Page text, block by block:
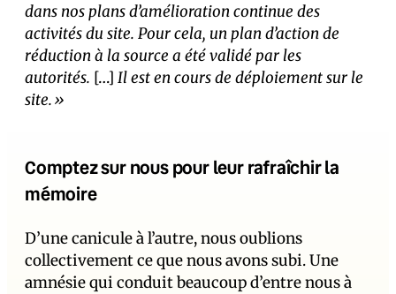
dans nos plans d’amélioration continue des
activités du site. Pour cela, un plan d’action de
réduction à la source a été validé par les
autorités. […] Il est en cours de déploiement sur le
site.»
Comptez sur nous pour leur rafraîchir la
mémoire
D’une canicule à l’autre, nous oublions
collectivement ce que nous avons subi. Une
amnésie qui conduit beaucoup d’entre nous à